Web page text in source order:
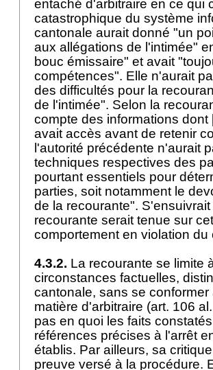
entaché d'arbitraire en ce qui
catastrophique du système
cantonale aurait donné "un
aux allégations de l'intimée"
bouc émissaire" et avait
compétences". Elle n'aurait
des difficultés pour la
de l'intimée". Selon la
compte des informations
avait accès avant de retenir
l'autorité précédente n'aurait
techniques respectives des
pourtant essentiels pour
parties, soit notamment le
de la recourante".
recourante serait tenue sur
comportement en violation du
4.3.2. La recourante se limite
circonstances factuelles,
cantonale, sans se
matière d'arbitraire (art. 106
pas en quoi les faits
références précises à l'arrêt
établis. Par ailleurs, sa
preuve versé à la procédure.